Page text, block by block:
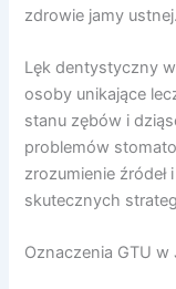
zdrowie jamy ustnej.
Lęk dentystyczny
osoby unikające
stanu zębów i
problemów
zrozumienie
skutecznych
Oznaczenia GTU w